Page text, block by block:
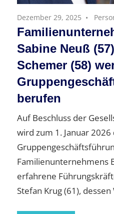
Dezember 29, 2025
Sabine Neuß
Schemer (58)
berufen
Auf Beschluss der
wird zum 1. Januar 2026
Familienunternehmens
erfahrene
Stefan Krug (61),